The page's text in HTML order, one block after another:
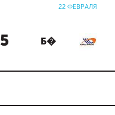
22 ФЕВРАЛЯ
5 Б�